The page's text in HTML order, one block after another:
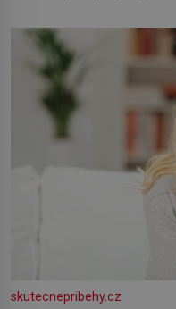
Syn brněnského řezníka
skutecnepribehy.cz